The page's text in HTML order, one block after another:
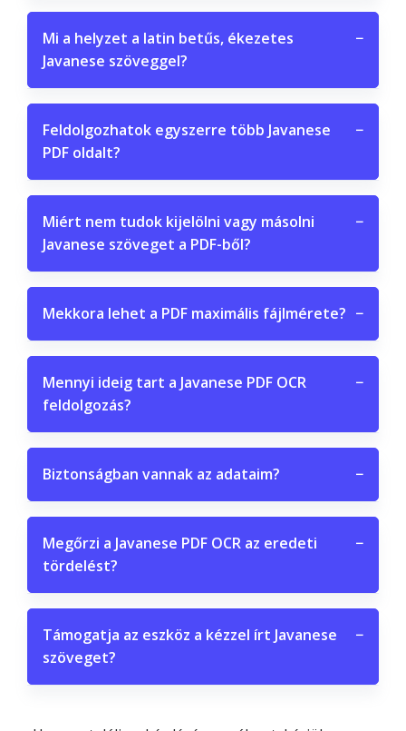
Mi a helyzet a latin betűs, ékezetes
Javanese szöveggel?
−
Feldolgozhatok egyszerre több Javanese
PDF oldalt?
−
Miért nem tudok kijelölni vagy másolni
Javanese szöveget a PDF-ből?
−
Mekkora lehet a PDF maximális fájlmérete? −
Mennyi ideig tart a Javanese PDF OCR
feldolgozás?
−
Biztonságban vannak az adataim? −
Megőrzi a Javanese PDF OCR az eredeti
tördelést?
−
Támogatja az eszköz a kézzel írt Javanese
szöveget?
−